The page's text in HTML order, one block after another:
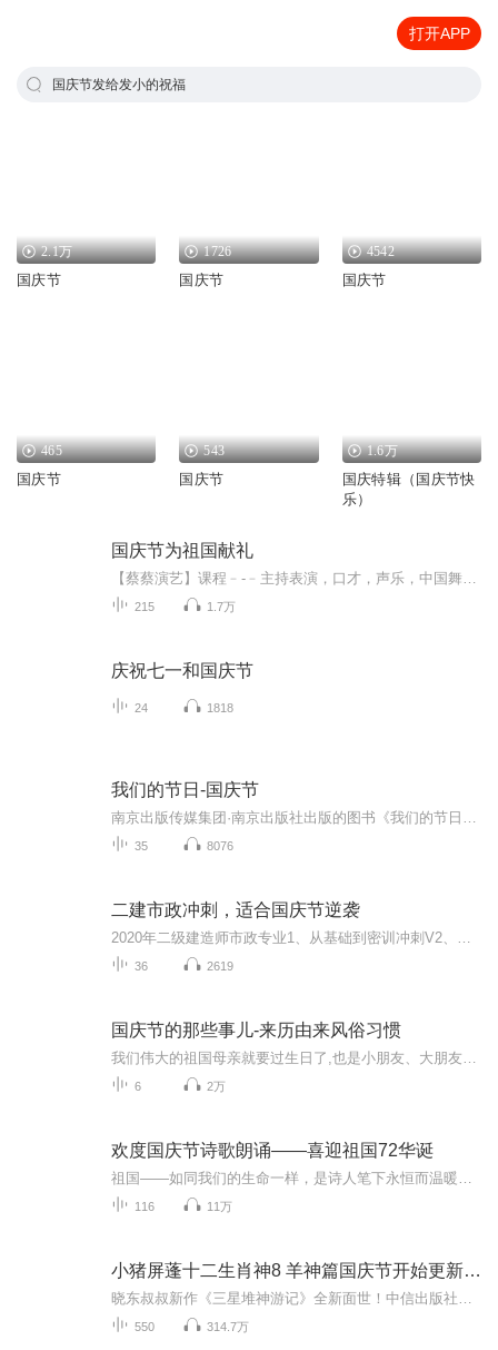
打开APP
国庆节发给发小的祝福
2.1万
国庆节
1726
国庆节
4542
国庆节
465
国庆节
543
国庆节
1.6万
国庆特辑（国庆节快
乐）
国庆节为祖国献礼
215 1.7万
庆祝七一和国庆节
24 1818
我们的节日-国庆节
35 8076
二建市政冲刺，适合国庆节逆袭
36 2619
国庆节的那些事儿-来历由来风俗习惯
6 2万
欢度国庆节诗歌朗诵——喜迎祖国72华诞
116 11万
小猪屏蓬十二生肖神8 羊神篇国庆节开始更新啦！
550 314.7万